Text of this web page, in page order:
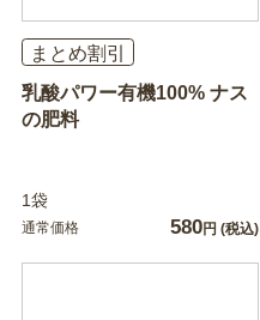
まとめ割引
乳酸パワー有機100% ナス
の肥料
1袋
通常価格 580円 (税込)